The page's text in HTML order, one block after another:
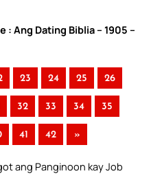
: Ang Dating Biblia – 1905 –
23 24 25 26
32 33 34 35
41 42 »
ang Panginoon kay Job